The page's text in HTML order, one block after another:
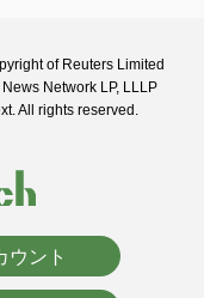
of Reuters Limited
Network LP, LLLP
All rights reserved.
ウント